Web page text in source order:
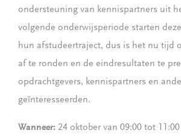
ondersteuning van kennispartners uit
volgende onderwijsperiode starten
hun afstudeertraject, dus is het nu tijd
af te ronden en de eindresultaten te
opdrachtgevers, kennispartners en
geïnteresseerden.
Wanneer: 24 oktober van 09:00 tot 11:00